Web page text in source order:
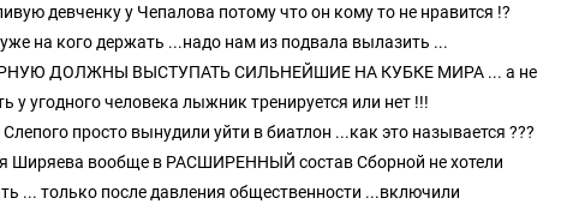
девченку у Чепалова потому что он кому то не нравится !?
на кого держать ...надо нам из подвала вылазить ...
ДОЛЖНЫ ВЫСТУПАТЬ СИЛЬНЕЙШИЕ НА КУБКЕ МИРА ... а не
у угодного человека лыжник тренируется или нет !!!
просто вынудили уйти в биатлон ...как это называется ???
Ширяева вообще в РАСШИРЕННЫЙ состав Сборной не хотели
... только после давления общественности ...включили